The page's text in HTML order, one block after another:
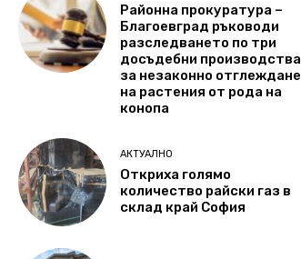
Районна прокуратура –
Благоевград ръководи
разследването по три
досъдебни производства
за незаконно отглеждане
на растения от рода на
конопа
АКТУАЛНО
Откриха голямо
количество райски газ в
склад край София